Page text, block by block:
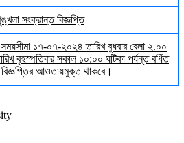
সংক্রান্ত বিজ্ঞপ্তি
সময়সীমা ১৭-০৭-২০২৪ তারিখ বুধবার বেলা ২.০০
বৃহস্পতিবার সকাল ১০:০০ ঘটিকা পর্যন্ত বর্ধিত
বিজ্ঞপ্তির আওতায়মুক্ত থাকবে।